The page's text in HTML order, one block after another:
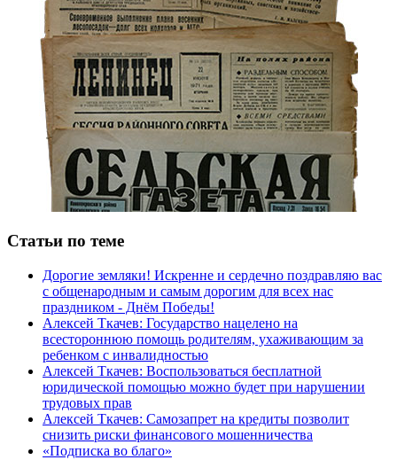
Статьи по теме
Дорогие земляки! Искренне и сердечно поздравляю вас
с общенародным и самым дорогим для всех нас
праздником - Днём Победы!
Алексей Ткачев: Государство нацелено на
всестороннюю помощь родителям, ухаживающим за
ребенком с инвалидностью
Алексей Ткачев: Воспользоваться бесплатной
юридической помощью можно будет при нарушении
трудовых прав
Алексей Ткачев: Самозапрет на кредиты позволит
снизить риски финансового мошенничества
«Подписка во благо»